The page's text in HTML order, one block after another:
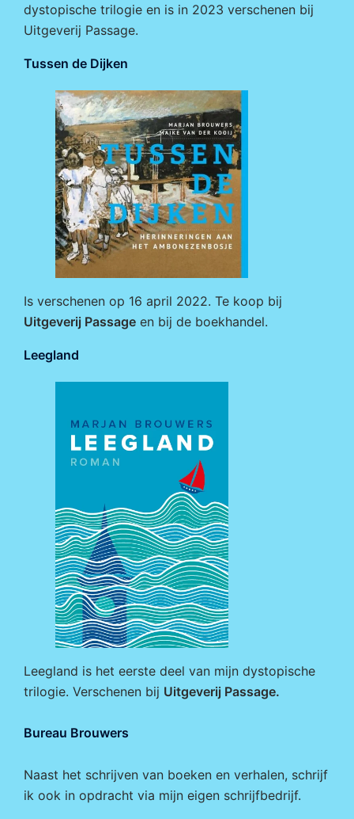
dystopische trilogie en is in 2023 verschenen bij
Uitgeverij Passage.
Tussen de Dijken
Is verschenen op 16 april 2022. Te koop bij
Uitgeverij Passage en bij de boekhandel.
Leegland
Leegland is het eerste deel van mijn dystopische
trilogie. Verschenen bij Uitgeverij Passage.
Bureau Brouwers
Naast het schrijven van boeken en verhalen, schrijf
ik ook in opdracht via mijn eigen schrijfbedrijf.